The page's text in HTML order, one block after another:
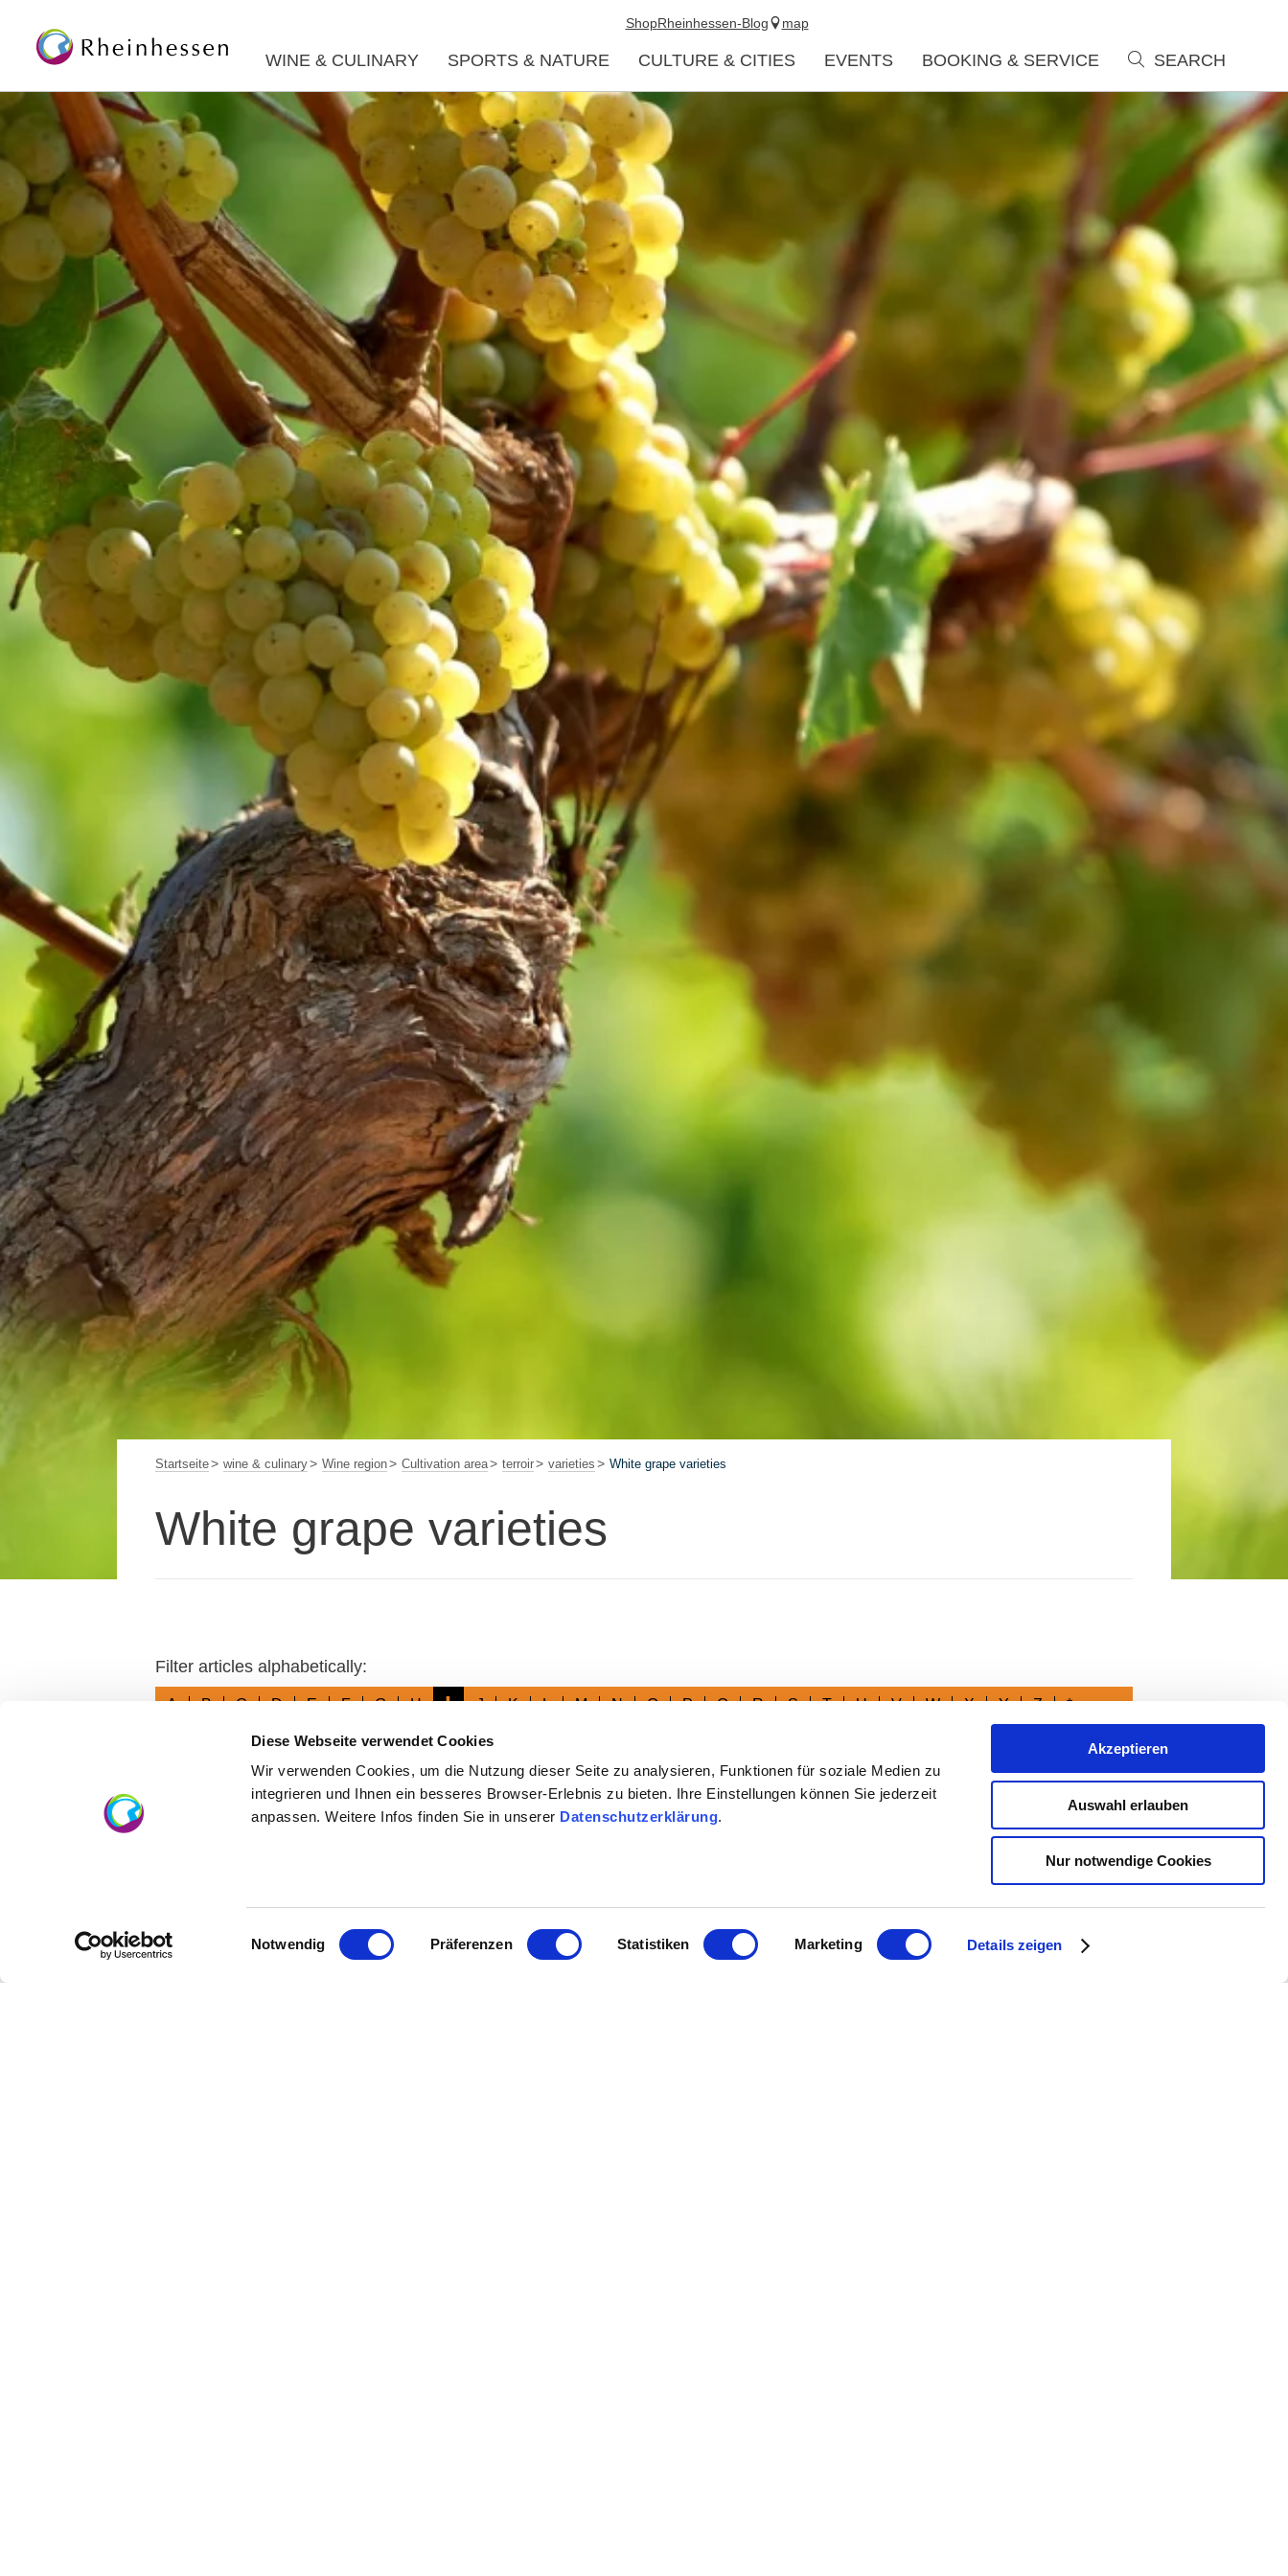
Diese Webseite verwendet Cookies
Wir verwenden Cookies, um die Nutzung dieser Seite zu analysieren, Funktionen für soziale Medien zu
integrieren und Ihnen ein besseres Browser-Erlebnis zu bieten. Ihre Einstellungen können Sie jederzeit
anpassen. Weitere Infos finden Sie in unserer Datenschutzerklärung.
Einwilligungsauswahl
Notwendig Präferenzen Statistiken Marketing Details zeigen
Akzeptieren
Auswahl erlauben
Nur notwendige Cookies
WINE & CULINARY SPORTS & NATURE CULTURE & CITIES EVENTS BOOKING & SERVICE SEARCH
ShopRheinhessen-Blog map
Startseite wine & culinary Wine region Cultivation area terroir varieties White grape varieties
White grape varieties
Filter articles alphabetically:
A B C D E F G H I J K L M N O P Q R S T U V W X Y Z *
Rheinhessenwein e.V.